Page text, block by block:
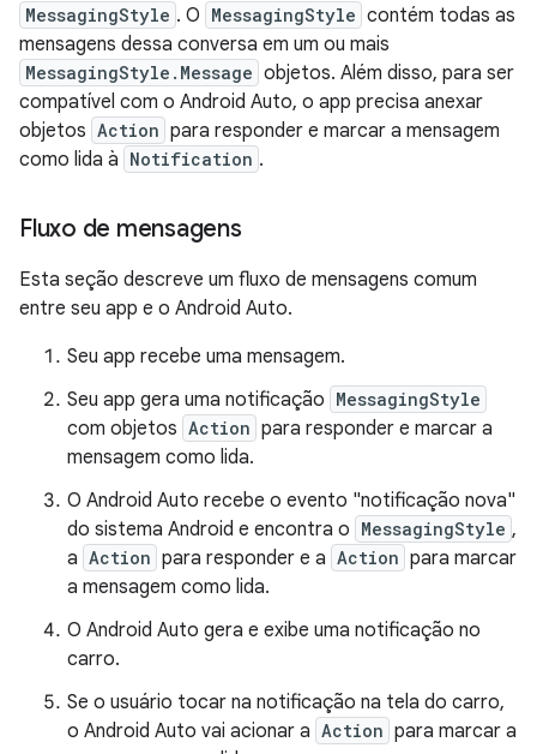
MessagingStyle . O MessagingStyle contém todas as
mensagens dessa conversa em um ou mais
MessagingStyle.Message objetos. Além disso, para ser
compatível com o Android Auto, o app precisa anexar
objetos Action para responder e marcar a mensagem
como lida à Notification .
Fluxo de mensagens
Esta seção descreve um fluxo de mensagens comum
entre seu app e o Android Auto.
Seu app recebe uma mensagem.
Seu app gera uma notificação MessagingStyle
com objetos Action para responder e marcar a
mensagem como lida.
O Android Auto recebe o evento "notificação nova"
do sistema Android e encontra o MessagingStyle ,
a Action para responder e a Action para marcar
a mensagem como lida.
O Android Auto gera e exibe uma notificação no
carro.
Se o usuário tocar na notificação na tela do carro,
o Android Auto vai acionar a Action para marcar a